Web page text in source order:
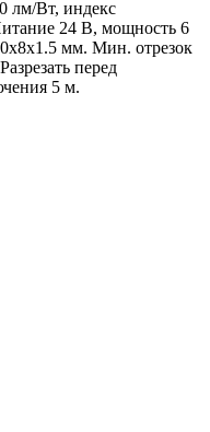
лм/Вт, индекс
24 В, мощность 6
мм. Мин. отрезок
перед
5 м.